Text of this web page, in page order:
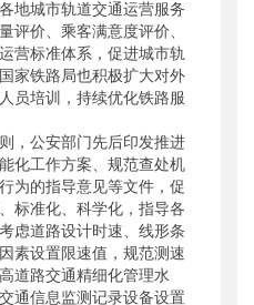
地城市轨道交通运营服务
评价、乘客满意度评价、
营标准体系，促进城市轨
家铁路局也积极扩大对外
员培训，持续优化铁路服
公安部门先后印发推进
化工作方案、规范查处机
为的指导意见等文件，促
标准化、科学化，指导各
虑道路设计时速、线形条
素设置限速值，规范测速
道路交通精细化管理水
通信息监测记录设备设置